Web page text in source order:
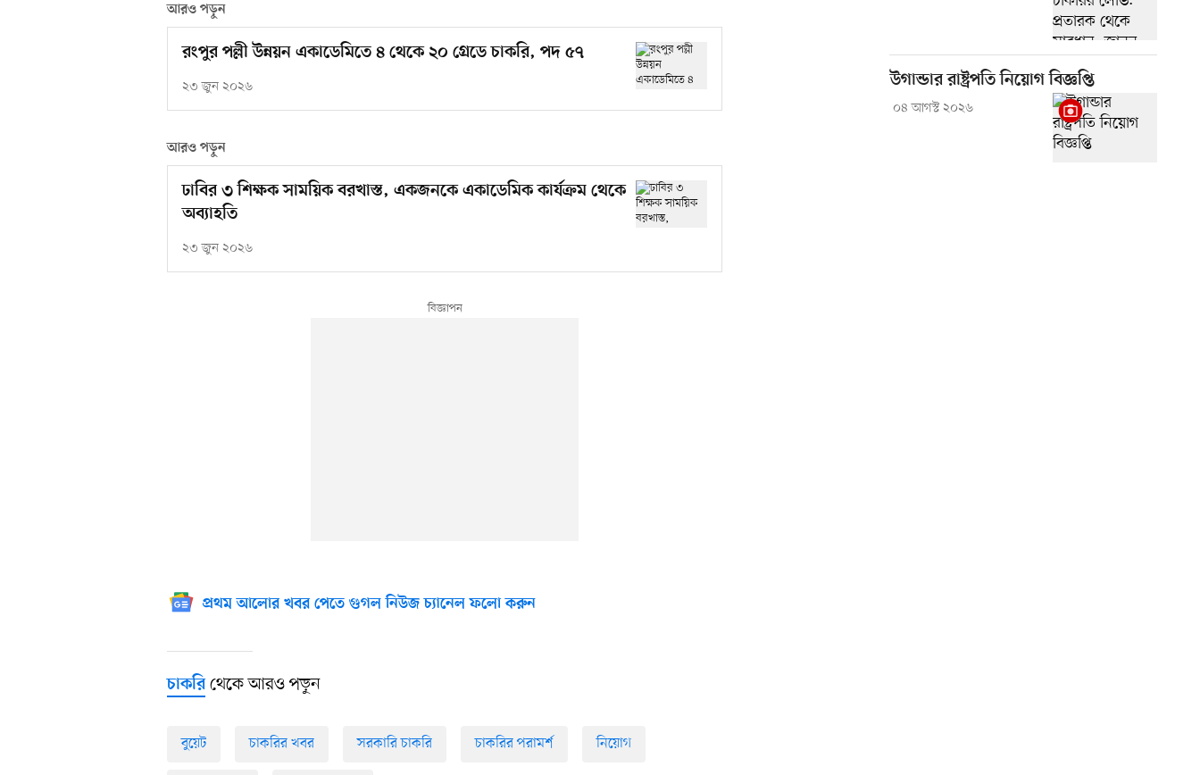
আরও পড়ুন
রংপুর পল্লী উন্নয়ন একাডেমিতে ৪ থেকে ২০ গ্রেডে চাকরি, পদ ৫৭
২৩ জুন ২০২৬
আরও পড়ুন
ঢাবির ৩ শিক্ষক সাময়িক বরখাস্ত, একজনকে একাডেমিক কার্যক্রম থেকে
অব্যাহতি
২৩ জুন ২০২৬
প্রথম আলোর খবর পেতে গুগল নিউজ চ্যানেল ফলো করুন
চাকরিথেকে আরও পড়ুন
বুয়েট চাকরির খবর সরকারি চাকরি চাকরির পরামর্শ নিয়োগ
উগান্ডার রাষ্ট্রপতি নিয়োগ বিজ্ঞপ্তি
০৪ আগস্ট ২০২৬